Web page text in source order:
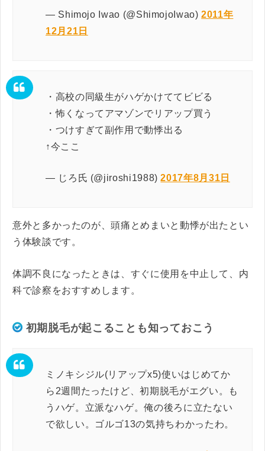
— Shimojo Iwao (@ShimojoIwao)2011年
12月21日
・高校の同級生がハゲかけててビビる
・怖くなってアマゾンでリアップ買う
・つけすぎて副作用で動悸出る
↑今ここ
— じろ氏 (@jiroshi1988)2017年8月31日
意外と多かったのが、頭痛とめまいと動悸が出たとい
う体験談です。
体調不良になったときは、すぐに使用を中止して、内
科で診察をおすすめします。
初期脱毛が起こることも知っておこう
ミノキシジル(リアップx5)使いはじめてか
ら2週間たったけど、初期脱毛がエグい。も
うハゲ。立派なハゲ。俺の後ろに立たない
で欲しい。ゴルゴ13の気持ちわかったわ。